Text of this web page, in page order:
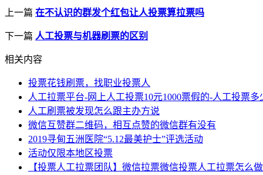
上一篇 在不认识的群发个红包让人投票算拉票吗
下一篇 人工投票与机器刷票的区别
相关内容
投票花钱刷票，找职业投票人
人工拉票平台-网上人工投票10元1000票假的-人工投票多
人工刷票被发现怎么跟主办方说
微信互赞群二维码，相互点赞的微信群有没有
2019寻甸五洲医院“5.12最美护士”评选活动
活动仅限本地区投票
【投票人工拉票团队】微信拉票微信投票人工拉票怎么做